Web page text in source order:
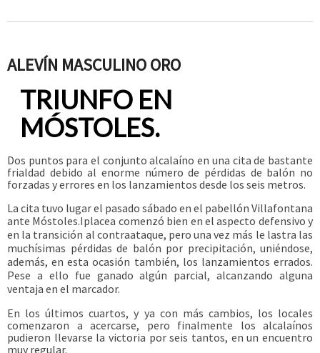
ALEVÍN MASCULINO ORO
TRIUNFO EN
MÓSTOLES.
Dos puntos para el conjunto alcalaíno en una cita de bastante
frialdad debido al enorme número de pérdidas de balón no
forzadas y errores en los lanzamientos desde los seis metros.
La cita tuvo lugar el pasado sábado en el pabellón Villafontana
ante Móstoles.Iplacea comenzó bien en el aspecto defensivo y
en la transición al contraataque, pero una vez más le lastra las
muchísimas pérdidas de balón por precipitación, uniéndose,
además, en esta ocasión también, los lanzamientos errados.
Pese a ello fue ganado algún parcial, alcanzando alguna
ventaja en el marcador.
En los últimos cuartos, y ya con más cambios, los locales
comenzaron a acercarse, pero finalmente los alcalaínos
pudieron llevarse la victoria por seis tantos, en un encuentro
muy regular.